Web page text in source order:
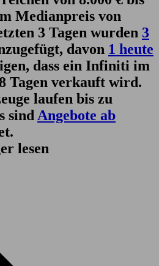
Medianpreis von
3 Tagen wurden 3
davon 1 heute
dass ein Infiniti im
Tagen verkauft wird.
laufen bis zu
sind Angebote ab
lesen